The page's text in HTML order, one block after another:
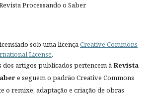
Processando o Saber
sob uma licençaCreative Commons
License.
dos artigos publicados pertencem àRevista
e seguem o padrão Creative Commons
o remixe, adaptação e criação de obras